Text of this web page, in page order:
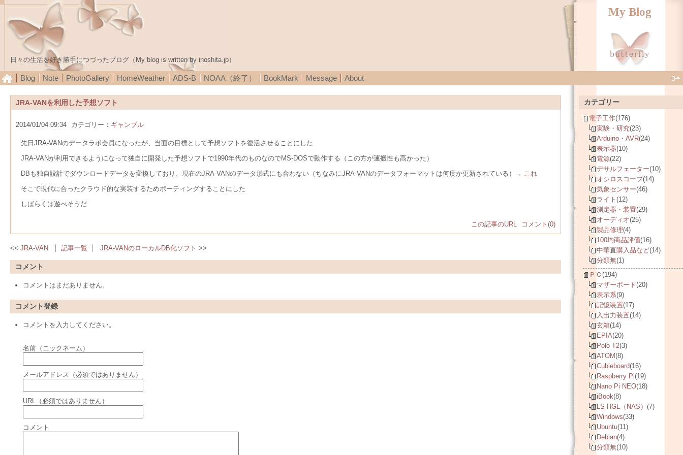
My Blog
日々の生活を好き勝手につづったブログ（My blog is written by inoshita.jp）
Blog Note PhotoGallery HomeWeather ADS-B NOAA（終了） BookMark Message About
JRA-VANを利用した予想ソフト
2014/01/04 09:34 カテゴリー： ギャンブル
先日JRA-VANのデータラボ会員になったが、当面の目標として予想ソフトを復活させることにした
JRA-VANが利用できるようになって独自に開発した予想ソフトで1990年代のものなのでMS-DOSで動作する（この方が運搬性も高かった）
DBも独自設計でダウンロードデータを変換しており、現在のJRA-VANのデータ形式にも合わない（ちなみにJRA-VANのデータフォーマットは何度か更新されている）→ これ
そこで現代に合ったクラウド的な実装するためポーティングすることにした
しばらくは遊べそうだ
この記事のURL コメント(0)
JRA-VAN 記事一覧 JRA-VANのローカルDB化ソフト
コメント
コメントはまだありません。
コメント登録
コメントを入力してください。
名前（ニックネーム）
メールアドレス（必須ではありません）
URL（必須ではありません）
コメント
カテゴリー
電子工作(176)
実験・研究(23)
Arduino・AVR(24)
表示器(10)
電源(22)
デサルフェーター(10)
オシロスコープ(14)
気象センサー(46)
ライト (12)
測定器・装置(29)
オーディオ(25)
製品修理(4)
100均商品評価(16)
中華直購入品など(14)
分類無(1)
ＰＣ (194)
マザーボード(20)
表示系(9)
記憶装置(17)
入出力装置(14)
玄箱(14)
EPIA(20)
Polo T2(3)
ATOM(8)
Cubieboard(16)
Raspberry Pi(19)
Nano Pi NEO(18)
iBook(8)
LS-HGL（NAS） (7)
Windows(33)
Ubuntu(11)
Debian(4)
分類無(10)